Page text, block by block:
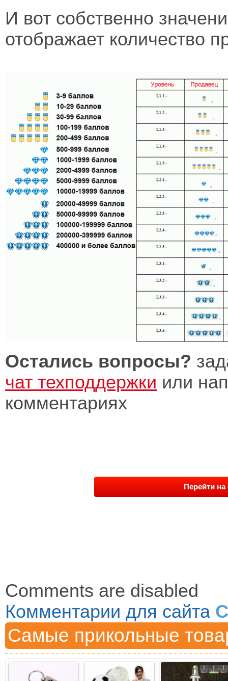
И вот собственно
отображает количество
Остались вопросы?
чат техподдержки или
комментариях
Перейти на
Comments are disabled
Комментарии для сайта
Самые прикольные